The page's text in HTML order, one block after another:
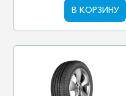
В КОРЗИНУ